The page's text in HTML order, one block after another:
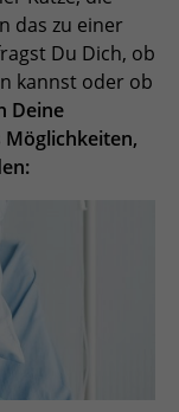
das zu einer
Du Dich, ob
kannst oder ob
Deine
Möglichkeiten,